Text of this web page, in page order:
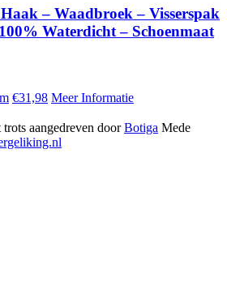
– Waadbroek – Visserspak
Waterdicht – Schoenmaat
€31,98 Meer Informatie
aangedreven doorBotiga Mede